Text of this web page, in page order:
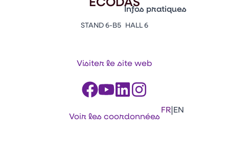
Vitrine Innovations
Emballages
Infos pratiques
Contacts
Appuyez sur Entrée pour
FR|EN
STAND 6-B5 HALL 6
Visiter le site web
Voir les coordonnées